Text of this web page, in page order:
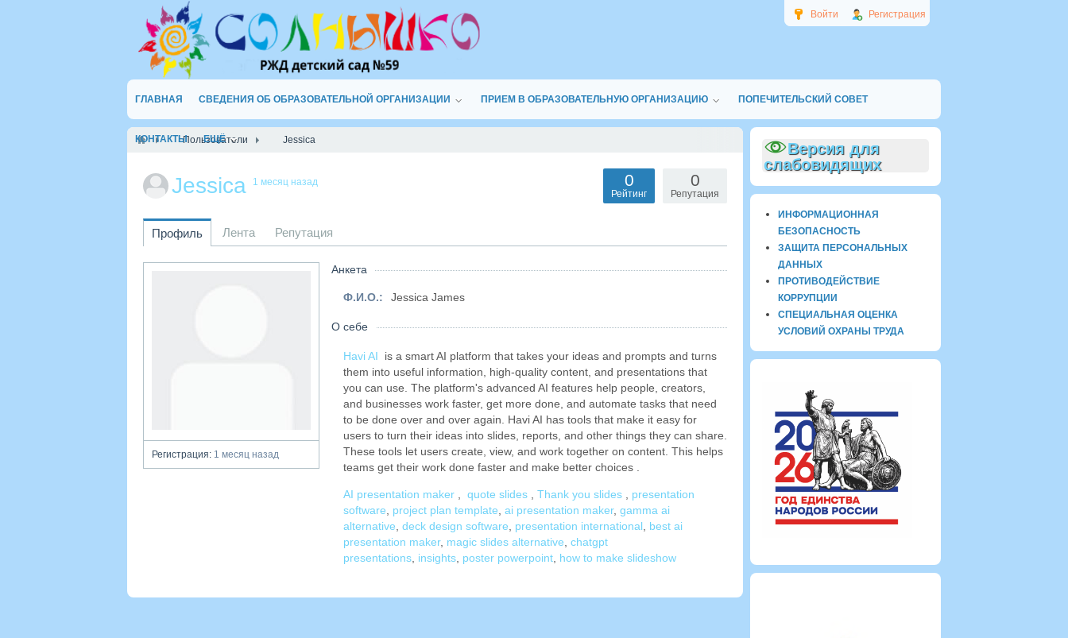
Войти Регистрация
ГЛАВНАЯ СВЕДЕНИЯ ОБ ОБРАЗОВАТЕЛЬНОЙ ОРГАНИЗАЦИИ ПРИЕМ В ОБРАЗОВАТЕЛЬНУЮ ОРГАНИЗАЦИЮ ПОПЕЧИТЕЛЬСКИЙ СОВЕТ
КОНТАКТЫ ЕЩЁ
Пользователи Jessica
Jessica 1 месяц назад 0
Репутация
0
Рейтинг
Профиль Лента Репутация
Регистрация: 1 месяц назад
Анкета
Ф.И.О.: Jessica James
О себе
Havi AI is a smart AI platform that takes your ideas and prompts and turns
them into useful information, high-quality content, and presentations that
you can use. The platform's advanced AI features help people, creators,
and businesses work faster, get more done, and automate tasks that need
to be done over and over again. Havi AI has tools that make it easy for
users to turn their ideas into slides, reports, and other things they can share.
These tools let users create, view, and work together on content. This helps
teams get their work done faster and make better choices
AI presentation maker quote slides Thank you slides
presentation
software
project plan template ai presentation maker, gamma ai
alternative deck design software presentation international best ai
presentation maker, magic slides alternative chatgpt
presentations insights poster powerpoint how to make slideshow
Версия для
слабовидящих
ИНФОРМАЦИОННАЯ
БЕЗОПАСНОСТЬ
ЗАЩИТА ПЕРСОНАЛЬНЫХ
ДАННЫХ
ПРОТИВОДЕЙСТВИЕ
КОРРУПЦИИ
СПЕЦИАЛЬНАЯ ОЦЕНКА
УСЛОВИЙ ОХРАНЫ ТРУДА